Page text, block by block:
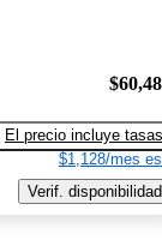
El precio incluye tasas
$1,128/mes
Verif. disponibilidad